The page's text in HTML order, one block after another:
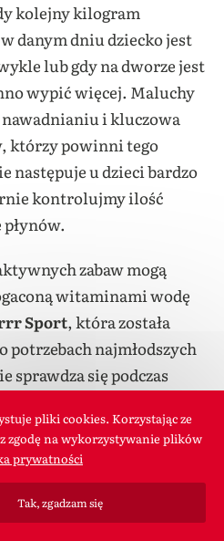
kolejny kilogram
danym dniu dziecko jest
lub gdy na dworze jest
wypić więcej. Maluchy
nawadnianiu i kluczowa
którzy powinni tego
następuje u dzieci bardzo
kontrolujmy ilość
zabaw mogą
witaminami wodę
Sport, która została
potrzebach najmłodszych
sprawdza się podczas
nas pochwalić lub
nim z innymi :)
pliki cookies. Korzystając ze
zgodę na wykorzystywanie plików
prywatności
Tak, zgadzam się